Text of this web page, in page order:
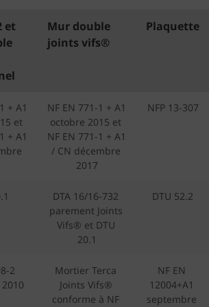
et
+ A1
et
+ A1
2
Mur double
joints vifs®
NF EN 771-1 + A1
octobre 2015 et
NF EN 771-1 + A1
/ CN décembre
2017
DTA 16/16-732
parement Joints
Vifs® et DTU
20.1
Mortier Terca
Joints Vifs®
conforme à NF
Plaquette
NFP 13-307
DTU 52.2
NF EN
12004+A1
septembre